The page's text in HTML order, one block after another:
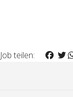
Job teilen: